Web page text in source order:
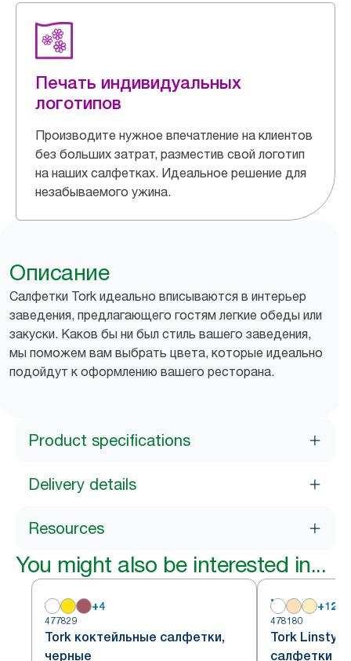
Печать индивидуальных
логотипов
Производите нужное впечатление на клиентов
без больших затрат, разместив свой логотип
на наших салфетках. Идеальное решение для
незабываемого ужина.
Описание
Салфетки Tork идеально вписываются в интерьер
заведения, предлагающего гостям легкие обеды или
закуски. Каков бы ни был стиль вашего заведения,
мы поможем вам выбрать цвета, которые идеально
подойдут к оформлению вашего ресторана.
Product specifications
Delivery details
Resources
You might also be interested in...
+4
477829
Tork коктейльные салфетки,
черные
+12
478180
Tork
салфетки